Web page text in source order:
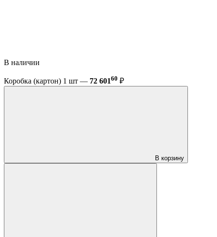
В наличии
Коробка (картон) 1 шт — 72 60160 ₽
В корзину